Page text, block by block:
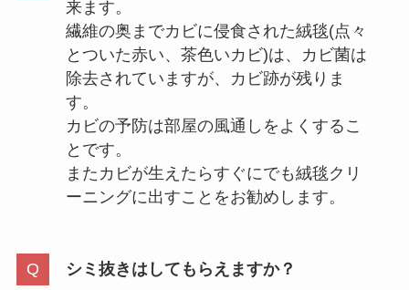
来ます。
繊維の奥までカビに侵食された絨毯(点々
とついた赤い、茶色いカビ)は、カビ菌は
除去されていますが、カビ跡が残りま
す。
カビの予防は部屋の風通しをよくするこ
とです。
またカビが生えたらすぐにでも絨毯クリ
ーニングに出すことをお勧めします。
シミ抜きはしてもらえますか？